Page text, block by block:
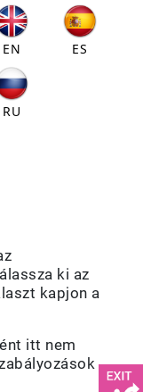
EN ES
RU
ki az
kapjon a
itt nem